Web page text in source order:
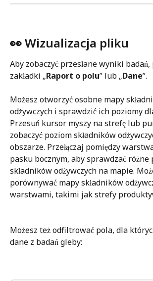
👀 Wizualizacja pliku
Aby zobaczyć przesłane wyniki
zakładki „Raport o polu” lub „Dane”.
Możesz otworzyć osobne mapy
odżywczych i sprawdzić ich poziomy
Przesuń kursor myszy na strefę lub
zobaczyć poziom składników
obszarze. Przełączaj pomiędzy
pasku bocznym, aby sprawdzać różne
składników odżywczych na mapie.
porównywać mapy składników
warstwami, takimi jak strefy
Możesz też odfiltrować pola, dla
dane z badań gleby: